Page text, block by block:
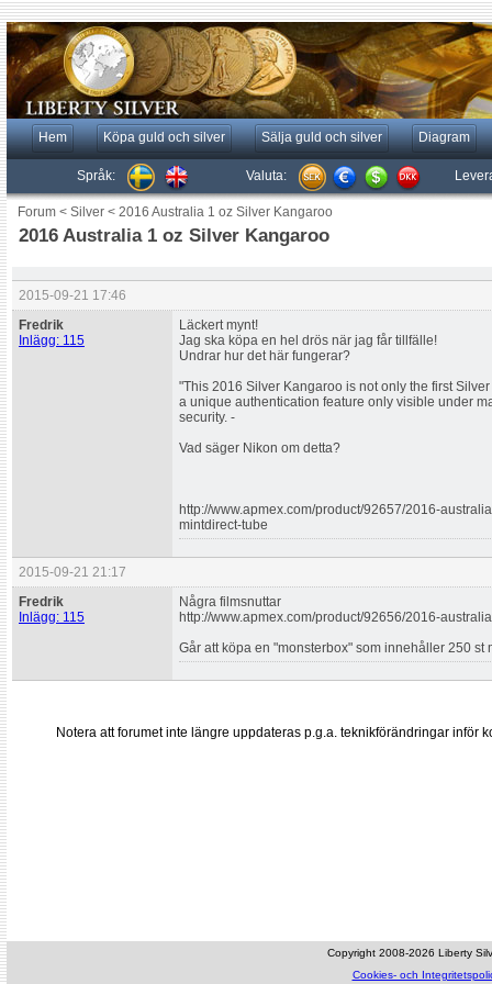
Hem Köpa guld och silver Sälja guld och silver Diagram
Språk: Valuta:
Forum < Silver < 2016 Australia 1 oz Silver Kangaroo
2016 Australia 1 oz Silver Kangaroo
2015-09-21 17:46
Fredrik
Inlägg: 115
Läckert mynt!
Jag ska köpa en hel drös när jag får tillfälle!
Undrar hur det här fungerar?
"This 2016 Silver Kangaroo is not only the first
a unique authentication feature only visible under
security. -
Vad säger Nikon om detta?
http://www.apmex.com/product/92657/2016-
mintdirect-tube
2015-09-21 21:17
Fredrik
Inlägg: 115
Några filmsnuttar
http://www.apmex.com/product/92656/2016-
Går att köpa en "monsterbox" som innehåller 250 st
Notera att forumet inte längre uppdateras p.g.a. teknikförändringar inför
Copyright 2008-2026 Liberty
Cookies- och